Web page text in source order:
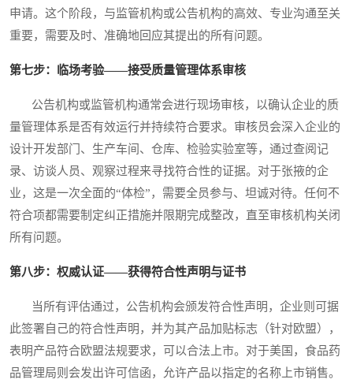
申请。这个阶段，与监管机构或公告机构的高效、专业沟通至关
重要，需要及时、准确地回应其提出的所有问题。
第七步：临场考验——接受质量管理体系审核
公告机构或监管机构通常会进行现场审核，以确认企业的质
量管理体系是否有效运行并持续符合要求。审核员会深入企业的
设计开发部门、生产车间、仓库、检验实验室等，通过查阅记
录、访谈人员、观察过程来寻找符合性的证据。对于张掖的企
业，这是一次全面的“体检”，需要全员参与、坦诚对待。任何不
符合项都需要制定纠正措施并限期完成整改，直至审核机构关闭
所有问题。
第八步：权威认证——获得符合性声明与证书
当所有评估通过，公告机构会颁发符合性声明，企业则可据
此签署自己的符合性声明，并为其产品加贴标志（针对欧盟），
表明产品符合欧盟法规要求，可以合法上市。对于美国，食品药
品管理局则会发出许可信函，允许产品以指定的名称上市销售。